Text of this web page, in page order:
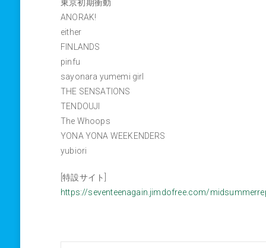
東京初期衝動
ANORAK!
either
FINLANDS
pinfu
sayonara yumemi girl
THE SENSATIONS
TENDOUJI
The Whoops
YONA YONA WEEKENDERS
yubiori
[特設サイト]
https://seventeenagain.jimdofree.com/